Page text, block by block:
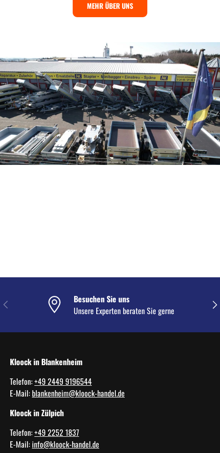
MEHR ÜBER UNS
VORHERIGE
Besuchen Sie uns
Unsere Experten beraten Sie gerne
Kloock in Blankenheim
Telefon:+49 2449 9196544
E-Mail:blankenheim@kloock-handel.de
Kloock in Zülpich
Telefon:+49 2252 1837
E-Mail: info@kloock-handel.de